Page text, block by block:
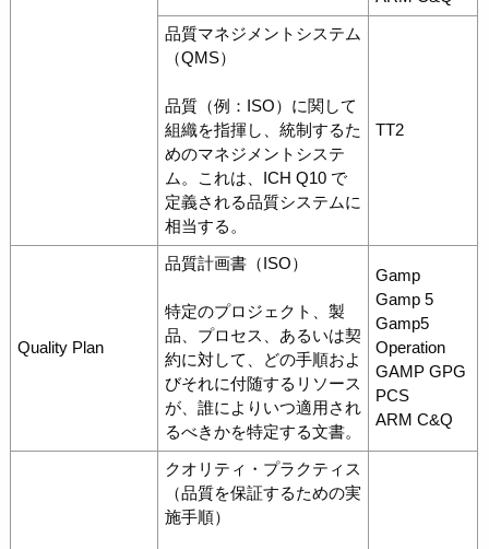
品質マネジメントシステム
（QMS）
品質（例：ISO）に関して
組織を指揮し、統制するた
めのマネジメントシステ
ム。これは、ICH Q10 で
定義される品質システムに
相当する。
TT2
Quality Plan
品質計画書（ISO）
特定のプロジェクト、製
品、プロセス、あるいは契
約に対して、どの手順およ
びそれに付随するリソース
が、誰によりいつ適用され
るべきかを特定する文書。
Gamp
Gamp 5
Gamp5
Operation
GAMP GPG
PCS
ARM C&Q
クオリティ・プラクティス
（品質を保証するための実
施手順）